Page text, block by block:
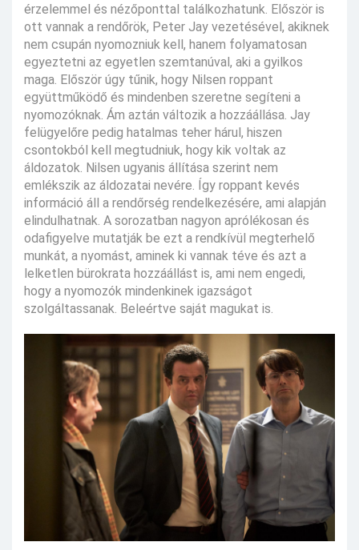
érzelemmel és nézőponttal találkozhatunk. Először is
ott vannak a rendőrök, Peter Jay vezetésével, akiknek
nem csupán nyomozniuk kell, hanem folyamatosan
egyeztetni az egyetlen szemtanúval, aki a gyilkos
maga. Először úgy tűnik, hogy Nilsen roppant
együttműködő és mindenben szeretne segíteni a
nyomozóknak. Ám aztán változik a hozzáállása. Jay
felügyelőre pedig hatalmas teher hárul, hiszen
csontokból kell megtudniuk, hogy kik voltak az
áldozatok. Nilsen ugyanis állítása szerint nem
emlékszik az áldozatai nevére. Így roppant kevés
információ áll a rendőrség rendelkezésére, ami alapján
elindulhatnak. A sorozatban nagyon aprólékosan és
odafigyelve mutatják be ezt a rendkívül megterhelő
munkát, a nyomást, aminek ki vannak téve és azt a
lelketlen bürokrata hozzáállást is, ami nem engedi,
hogy a nyomozók mindenkinek igazságot
szolgáltassanak. Beleértve saját magukat is.